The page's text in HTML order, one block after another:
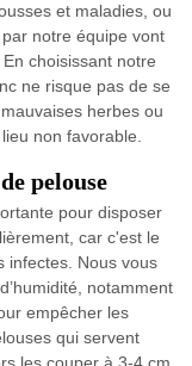
et maladies, ou
notre équipe vont
choisissant notre
ne risque pas de se
herbes ou
non favorable.
pelouse
pour disposer
car c'est le
infectes. Nous vous
notamment
empêcher les
qui servent